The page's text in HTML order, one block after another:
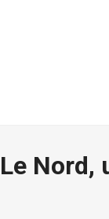
Le Nord,